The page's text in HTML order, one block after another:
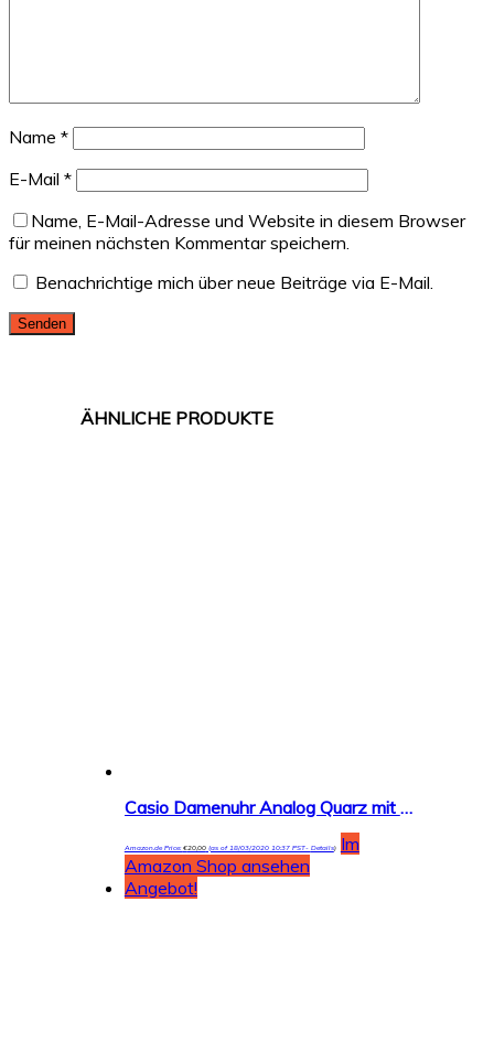
Name *
E-Mail *
Name, E-Mail-Adresse und Website in diesem Browser
für meinen nächsten Kommentar speichern.
Benachrichtige mich über neue Beiträge via E-Mail.
Casio Damenuhr Analog Quarz mit Resinarmband – MW-59
Amazon.de Price:€20,00(as of 18/03/2020 10:37 PST- Details)
Im
Amazon Shop ansehen
Angebot!